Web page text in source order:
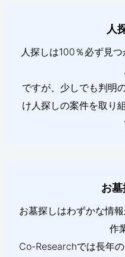
人
人探しは100％必ず見
ですが、少しでも判明
け人探しの案件を取り
お
お墓探しはわずかな情
作
Co-Researchでは長年